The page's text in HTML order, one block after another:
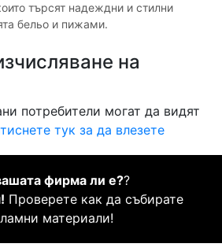
търсят надеждни и стилни
бельо и пижами.
на
потребители могат да видят
тук за да влезете
фирма ли е??
Проверете как да събирате
материали!